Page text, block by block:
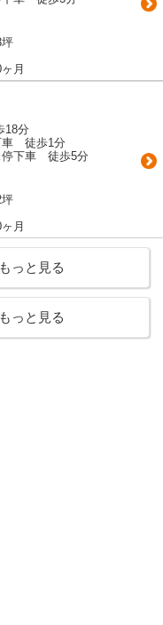
月
18分
車 徒歩1分
停下車 徒歩5分
月
っと見る
っと見る